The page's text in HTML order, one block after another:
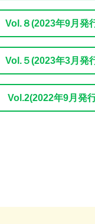
Vol.８(2023年9月発
Vol.５(2023年3月発
Vol.2(2022年9月発